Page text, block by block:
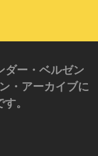
ー・ベルゼン
・アーカイブに
。